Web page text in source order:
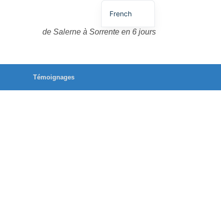
de Salerne à Sorrente en 6 jours
Témoignages
French
German
Spanish